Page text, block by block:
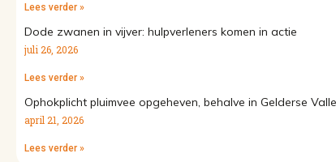
Lees verder »
Dode zwanen in vijver: hulpverleners komen in actie
juli 26, 2026
Lees verder »
Ophokplicht pluimvee opgeheven, behalve in Gelderse
april 21, 2026
Lees verder »